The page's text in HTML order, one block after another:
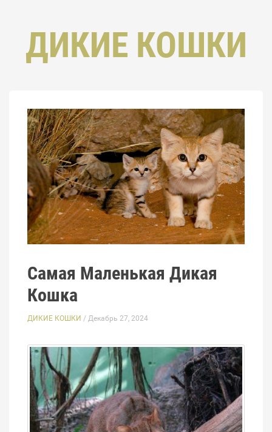
ДИКИЕ КОШКИ
Самая Маленькая Дикая
Кошка
ДИКИЕ КОШКИ / Декабрь 27, 2024